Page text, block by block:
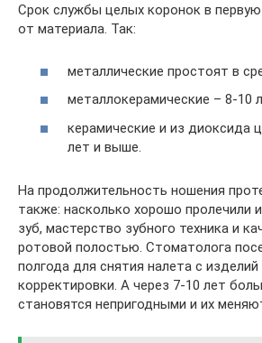
Срок службы целых коронок в
от материала. Так:
металлические простоят в
металлокерамические – 8-10
керамические и из диоксида
лет и выше.
На продолжительность ношения
также: насколько хорошо пролечили
зуб, мастерство зубного техника и
ротовой полостью. Стоматолога
полгода для снятия налета с изделий
корректировки. А через 7-10 лет
становятся непригодными и их